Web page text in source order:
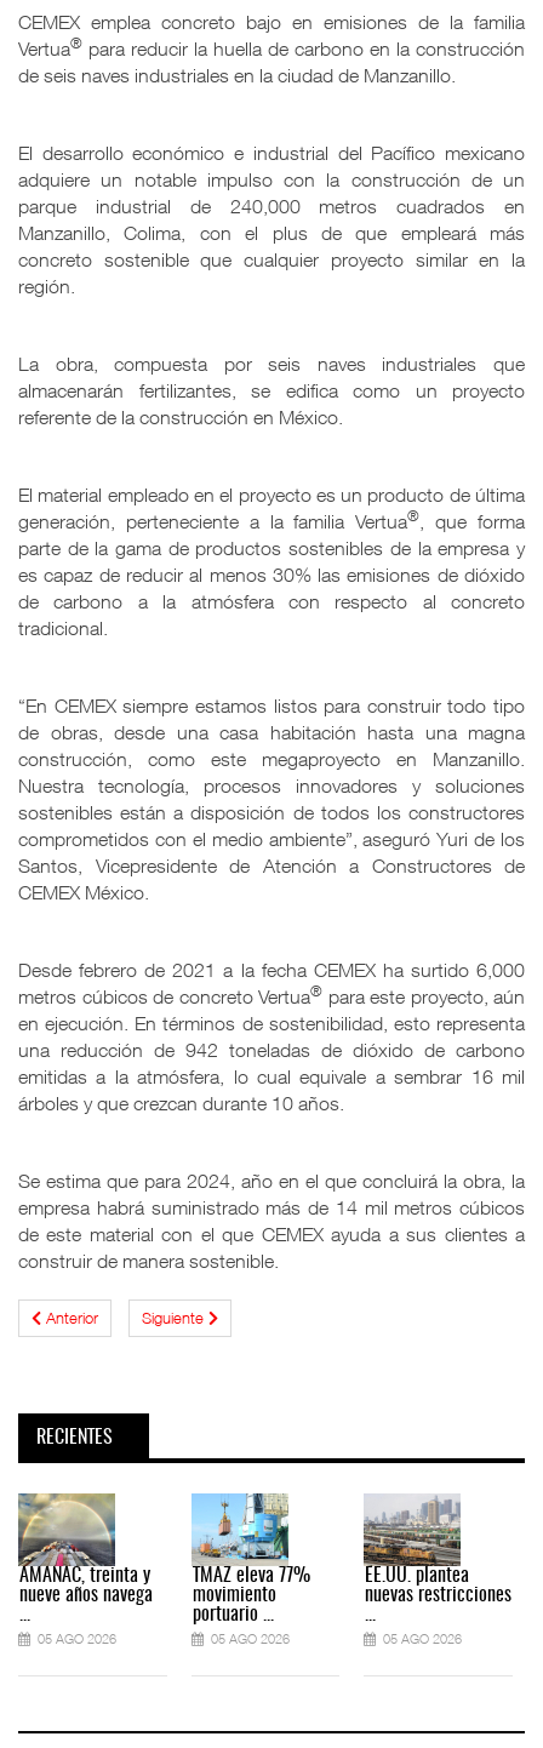
CEMEX emplea concreto bajo en emisiones de la familia
Vertua® para reducir la huella de carbono en la construcción
de seis naves industriales en la ciudad de Manzanillo.
El desarrollo económico e industrial del Pacífico mexicano
adquiere un notable impulso con la construcción de un
parque industrial de 240,000 metros cuadrados en
Manzanillo, Colima, con el plus de que empleará más
concreto sostenible que cualquier proyecto similar en la
región.
La obra, compuesta por seis naves industriales que
almacenarán fertilizantes, se edifica como un proyecto
referente de la construcción en México.
El material empleado en el proyecto es un producto de última
generación, perteneciente a la familia Vertua®
, que forma
parte de la gama de productos sostenibles de la empresa y
es capaz de reducir al menos 30% las emisiones de dióxido
de carbono a la atmósfera con respecto al concreto
tradicional.
“En CEMEX siempre estamos listos para construir todo tipo
de obras, desde una casa habitación hasta una magna
construcción, como este megaproyecto en Manzanillo.
Nuestra tecnología, procesos innovadores y soluciones
sostenibles están a disposición de todos los constructores
comprometidos con el medio ambiente”, aseguró Yuri de los
Santos, Vicepresidente de Atención a Constructores de
CEMEX México.
Desde febrero de 2021 a la fecha CEMEX ha surtido 6,000
metros cúbicos de concreto Vertua® para este proyecto, aún
en ejecución. En términos de sostenibilidad, esto representa
una reducción de 942 toneladas de dióxido de carbono
emitidas a la atmósfera, lo cual equivale a sembrar 16 mil
árboles y que crezcan durante 10 años.
Se estima que para 2024, año en el que concluirá la obra, la
empresa habrá suministrado más de 14 mil metros cúbicos
de este material con el que CEMEX ayuda a sus clientes a
construir de manera sostenible.
Anterior Siguiente
RECIENTES
AMANAC, treinta y
nueve años navega
05 AGO 2026
TMAZ eleva 77%
movimiento
portuario ...
05 AGO 2026
EE.UU. plantea
nuevas restricciones
05 AGO 2026